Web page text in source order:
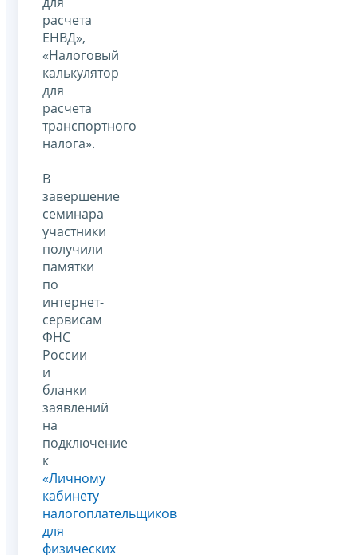
расчета
ЕНВД»,
«Налоговый
калькулятор
для
расчета
транспортного
налога».
В
завершение
семинара
участники
получили
памятки
по
интернет-
сервисам
ФНС
России
и
бланки
заявлений
на
подключение
к
«Личному
кабинету
налогоплательщиков
для
физических